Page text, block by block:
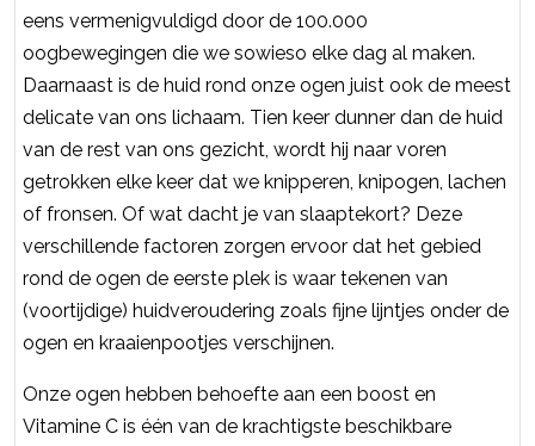
eens vermenigvuldigd door de 100.000
oogbewegingen die we sowieso elke dag al maken.
Daarnaast is de huid rond onze ogen juist ook de meest
delicate van ons lichaam. Tien keer dunner dan de huid
van de rest van ons gezicht, wordt hij naar voren
getrokken elke keer dat we knipperen, knipogen, lachen
of fronsen. Of wat dacht je van slaaptekort? Deze
verschillende factoren zorgen ervoor dat het gebied
rond de ogen de eerste plek is waar tekenen van
(voortijdige) huidveroudering zoals fijne lijntjes onder de
ogen en kraaienpootjes verschijnen.
Onze ogen hebben behoefte aan een boost en
Vitamine C is één van de krachtigste beschikbare